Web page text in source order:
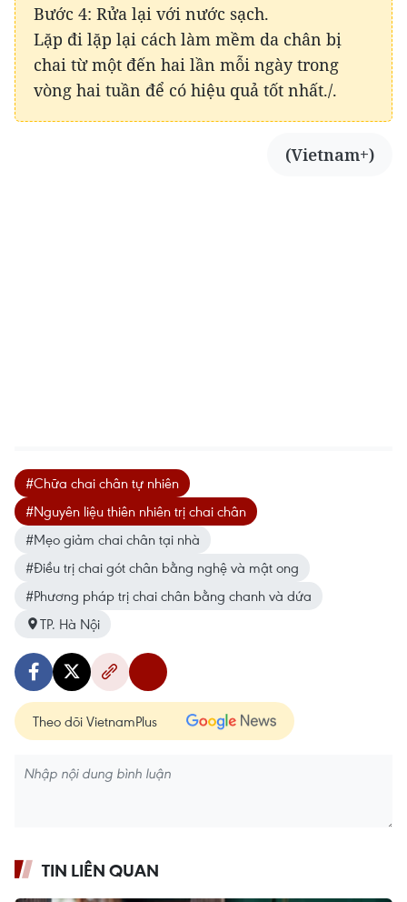
Bước 4: Rửa lại với nước sạch.
Lặp đi lặp lại cách làm mềm da chân bị
chai từ một đến hai lần mỗi ngày trong
vòng hai tuần để có hiệu quả tốt nhất./.
(Vietnam+)
#Chữa chai chân tự nhiên
#Nguyên liệu thiên nhiên trị chai chân
#Mẹo giảm chai chân tại nhà
#Điều trị chai gót chân bằng nghệ và mật ong
#Phương pháp trị chai chân bằng chanh và dứa
TP. Hà Nội
Theo dõi VietnamPlus
TIN LIÊN QUAN